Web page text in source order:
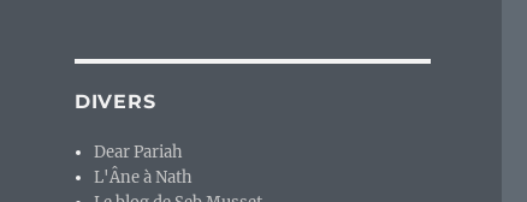
DIVERS
Dear Pariah
L'Âne à Nath